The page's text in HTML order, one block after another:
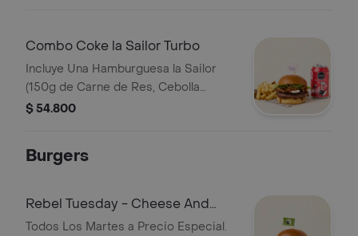
Tomate y Mostaza en Pan Brioche
Acompañamiento (papas o Ensalada).
Puedes Seleccionar Que Quieres
Tomar.
Combo Coke la Sailor Turbo
Incluye Una Hamburguesa la Sailor
(150g de Carne de Res, Cebolla
Caramelizada, Tocineta Bañada en
en Mantequilla) Papas Una Coca-cola
$ 54.800
Burgers
Rebel Tuesday - Cheese And
Bacon
Todos Los Martes a Precio Especial.